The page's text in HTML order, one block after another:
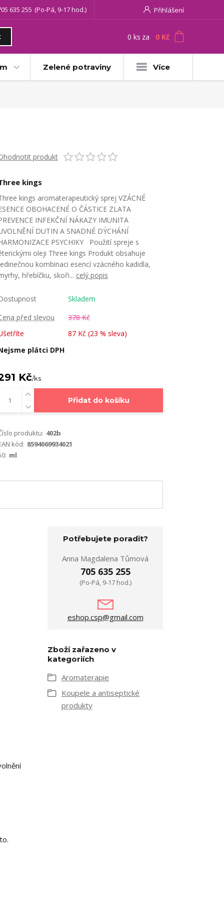
Přihlášení
635 255 (Po-Pá, 9-17 hod.)
0 ks za 0 Kč
Zelené potraviny Více
produkt
kings
kings aromaterapeutický sprej VZÁCNÉ
OBOHACENÉ O ČÁSTICE ZLATA
INFEKČNÍ NÁKAZY IMUNITA
DUTIN A SNADNÉ DÝCHÁNÍ
PSYCHIKY Použití spreje s
oleji Three kings Produkt obsahuje
kombinaci esencí vzácného kadidla,
hřebíčku, skoři... celý popis
Skladem
před slevou
378 Kč
87 Kč (23 % sleva)
plátci DPH
Kč/ks
Přidat do košíku
produktu: 402b
kód: 8594069934021
ml
Potřebujete poradit?
Anna Magdalena Tůmová
705 635 255
(Po-Pá, 9-17 hod.)
eshop.csp@gmail.com
Zboží zařazeno v
kategoriích
Aromaterapie
Koupele a antiseptické
produkty